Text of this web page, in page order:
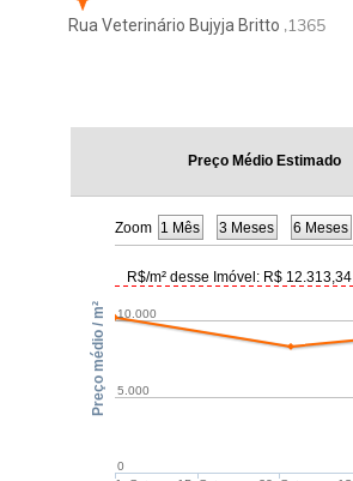
Rua Veterinário Bujyja Britto ,1365